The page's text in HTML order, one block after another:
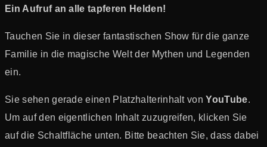
Ein Aufruf an alle tapferen Helden!
Tauchen Sie in dieser fantastischen Show für die ganze
Familie in die magische Welt der Mythen und Legenden
ein.
Sie sehen gerade einen Platzhalterinhalt vonYouTube.
Um auf den eigentlichen Inhalt zuzugreifen, klicken Sie
auf die Schaltfläche unten. Bitte beachten Sie, dass dabei